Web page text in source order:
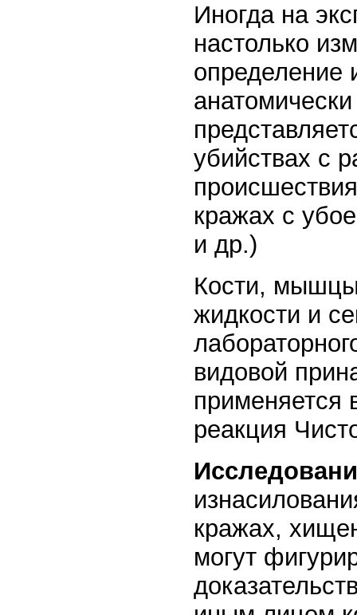
Иногда на
настолько
определение
убийствах с
кражах с
и др.)
Кости,
жидкости и
видовой
применяется
реакция
кражах,
могут